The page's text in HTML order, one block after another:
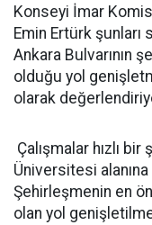
Konseyi İmar
Emin Ertürk şunları
Ankara Bulvarının
olduğu yol
olarak
Çalışmalar hızlı
Üniversitesi
Şehirleşmenin en
olan yol